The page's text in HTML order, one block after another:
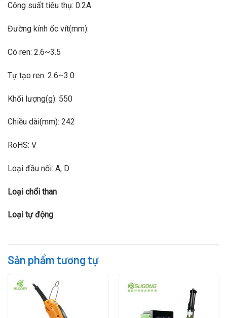
Công suất tiêu thụ: 0.2A
Đường kính ốc vít(mm):
Có ren: 2.6~3.5
Tự tạo ren: 2.6~3.0
Khối lượng(g): 550
Chiều dài(mm): 242
RoHS: V
Loại đầu nối: A, D
Loại chổi than
Loại tự động
Sản phẩm tương tự